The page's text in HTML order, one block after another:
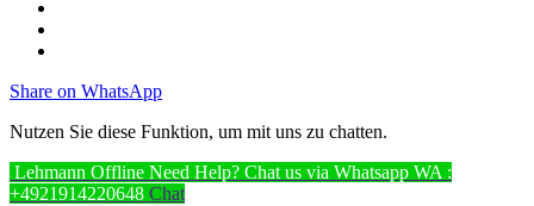
Share on WhatsApp
Nutzen Sie diese Funktion, um mit uns zu chatten.
Lehmann Offline Need Help? Chat us via Whatsapp WA :
+4921914220648 Chat